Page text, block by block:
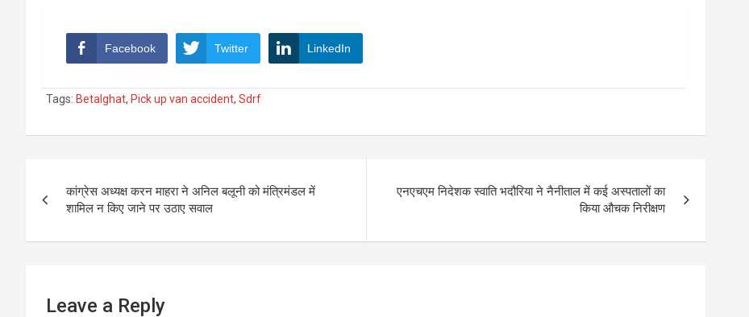
Facebook Twitter LinkedIn
Tags: Betalghat, Pick up van accident, Sdrf
navigation
कांग्रेस अध्यक्ष करन माहरा ने अनिल बलूनी को मंत्रिमंडल में
शामिल न किए जाने पर उठाए सवाल
एनएचएम निदेशक स्वाति भदौरिया ने नैनीताल में कई अस्पतालों का
किया औचक निरीक्षण
Leave a Reply